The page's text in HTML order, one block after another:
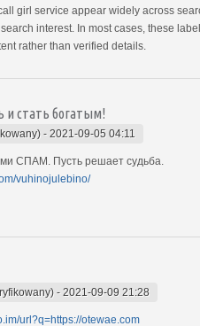
girl service appear widely across
interest. In most cases, these
rather than verified details.
и стать богатым!
- 2021-09-05 04:11
СПАМ. Пусть решает судьба.
vuhinojulebino/
- 2021-09-09 21:28
url?q=https://otewae.com